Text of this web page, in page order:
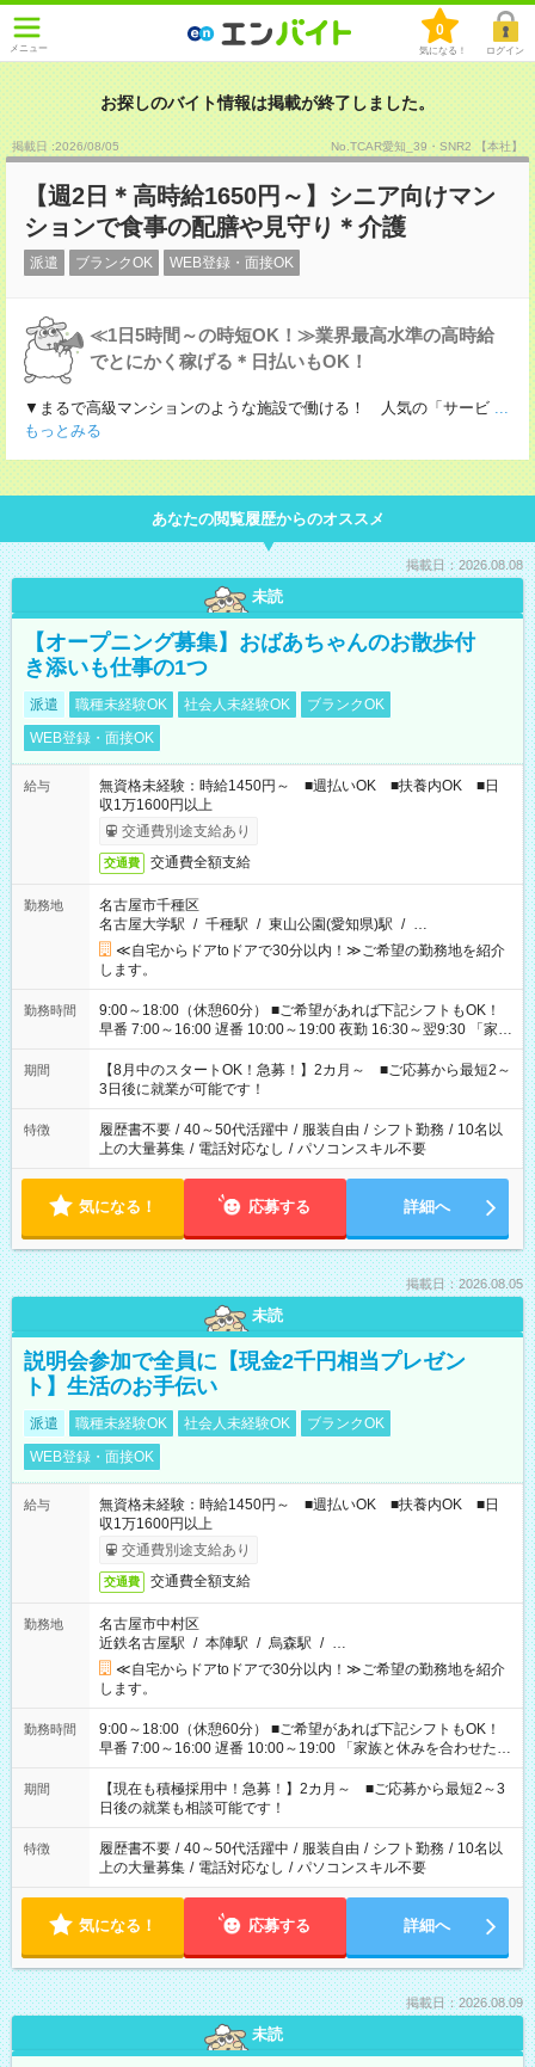
メニュー
0
気になる！ ログイン
お探しのバイト情報は掲載が終了しました。
掲載日 :2026/08/05 No.TCAR愛知_39・SNR2 【本社】
【週2日＊高時給1650円～】シニア向けマン
ションで食事の配膳や見守り＊介護
派遣 ブランクOK WEB登録・面接OK
≪1日5時間～の時短OK！≫業界最高水準の高時給
でとにかく稼げる＊日払いもOK！
▼まるで高級マンションのような施設で働ける！ 人気の「サービ ...
もっとみる
あなたの閲覧履歴からのオススメ
掲載日：2026.08.08
未読
【オープニング募集】おばあちゃんのお散歩付
き添いも仕事の1つ
派遣 職種未経験OK 社会人未経験OK
ブランクOK
WEB登録・面接OK
給与
無資格未経験：時給1450円～ ■週払いOK ■扶養内OK ■日
収1万1600円以上
交通費別途支給あり
交通費 交通費全額支給
勤務地
名古屋市千種区
名古屋大学駅 / 千種駅 / 東山公園(愛知県)駅 / …
≪自宅からドアtoドアで30分以内！≫ご希望の勤務地を紹介
します。
勤務時間
9:00～18:00（休憩60分） ■ご希望があれば下記シフトもOK！
早番 7:00～16:00 遅番 10:00～19:00 夜勤 16:30～翌9:30 「家族
と休みを合わせたい」 「余裕を持って夕飯の準備がしたい」
「できれば残業はしたくない」 など、ご希望を教えてください
ね。 ※Wワーク希望の方へ 今ご覧のお仕事で希望する勤務時間
と、もう1つのお仕事の勤務時間。 合計で週40時間を超える場
合は応募できません。
期間
【8月中のスタートOK！急募！】2カ月～ ■ご応募から最短2～
3日後に就業が可能です！
特徴 履歴書不要 / 40～50代活躍中 / 服装自由 / シフト勤務 / 10名以
上の大量募集 / 電話対応なし / パソコンスキル不要
気になる！ 応募する 詳細へ
掲載日：2026.08.05
未読
説明会参加で全員に【現金2千円相当プレゼン
ト】生活のお手伝い
派遣 職種未経験OK 社会人未経験OK
ブランクOK
WEB登録・面接OK
給与
無資格未経験：時給1450円～ ■週払いOK ■扶養内OK ■日
収1万1600円以上
交通費別途支給あり
交通費 交通費全額支給
勤務地
名古屋市中村区
近鉄名古屋駅 / 本陣駅 / 烏森駅 / …
≪自宅からドアtoドアで30分以内！≫ご希望の勤務地を紹介
します。
勤務時間
9:00～18:00（休憩60分） ■ご希望があれば下記シフトもOK！
早番 7:00～16:00 遅番 10:00～19:00 「家族と休みを合わせた
い」 「余裕を持って夕飯の準備がしたい」 「できれば残業はし
たくない」 など、ご希望を教えてくださいね。 ※Wワーク希望
の方へ 今ご覧のお仕事で希望する勤務時間と、もう1つのお仕事
の勤務時間。 合計で週40時間を超える場合は応募できません。
期間
【現在も積極採用中！急募！】2カ月～ ■ご応募から最短2～3
日後の就業も相談可能です！
特徴 履歴書不要 / 40～50代活躍中 / 服装自由 / シフト勤務 / 10名以
上の大量募集 / 電話対応なし / パソコンスキル不要
気になる！ 応募する 詳細へ
掲載日：2026.08.09
未読